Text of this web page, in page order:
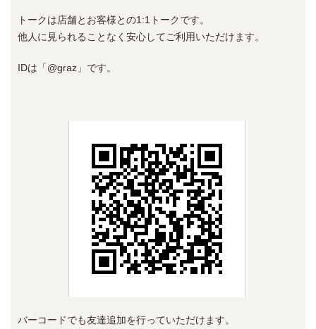
トークは店舗とお客様との1:1トークです。
他人に見られることなく安心してご利用いただけます。
IDは「@graz」です。
バーコードでも友達追加を行っていただけます。